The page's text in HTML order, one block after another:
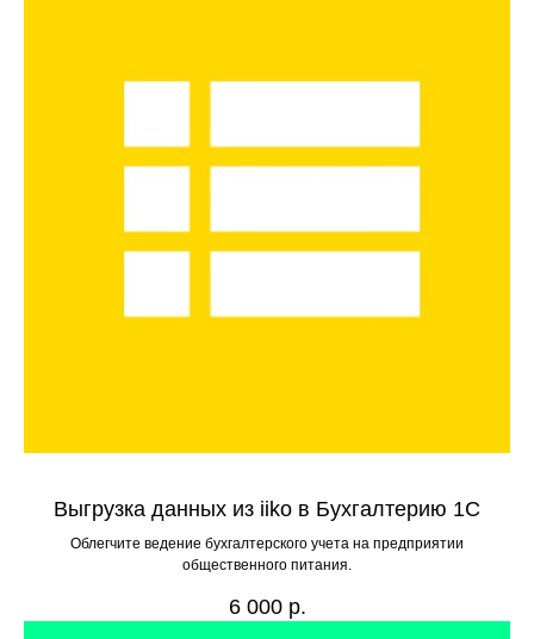
Выгрузка данных из iiko в Бухгалтерию 1С
Облегчите ведение бухгалтерского учета на предприятии
общественного питания.
6 000 р.